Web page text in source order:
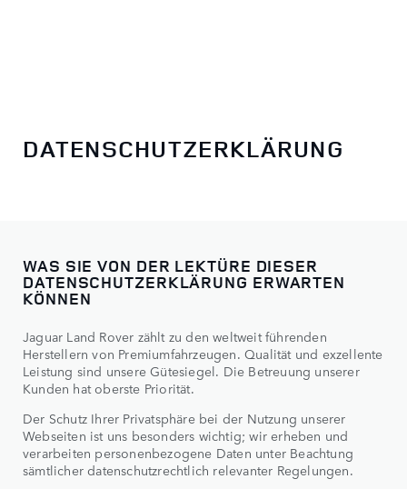
DATENSCHUTZERKLÄRUNG
WAS SIE VON DER LEKTÜRE DIESER
DATENSCHUTZERKLÄRUNG ERWARTEN
KÖNNEN
Jaguar Land Rover zählt zu den weltweit führenden
Herstellern von Premiumfahrzeugen. Qualität und exzellente
Leistung sind unsere Gütesiegel. Die Betreuung unserer
Kunden hat oberste Priorität.
Der Schutz Ihrer Privatsphäre bei der Nutzung unserer
Webseiten ist uns besonders wichtig; wir erheben und
verarbeiten personenbezogene Daten unter Beachtung
sämtlicher datenschutzrechtlich relevanter Regelungen.